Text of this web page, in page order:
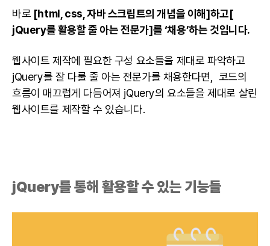
바로 [html, css, 자바 스크립트의 개념을 이해]하고[
jQuery를 활용할 줄 아는 전문가]를 ‘채용’하는 것입니다.
웹사이트 제작에 필요한 구성 요소들을 제대로 파악하고
jQuery를 잘 다룰 줄 아는 전문가를 채용한다면, 코드의
흐름이 매끄럽게 다듬어져 jQuery의 요소들을 제대로 살린
웹사이트를 제작할 수 있습니다.
jQuery를 통해 활용할 수 있는 기능들